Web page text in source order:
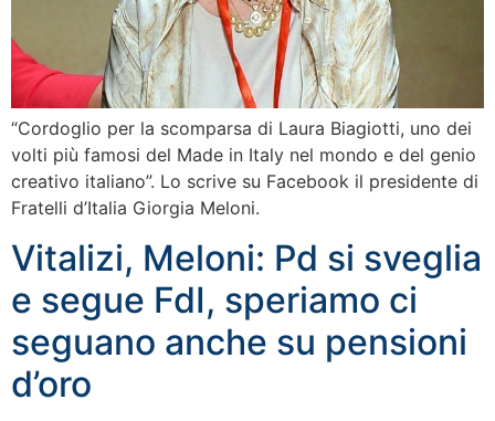
“Cordoglio per la scomparsa di Laura Biagiotti, uno dei
volti più famosi del Made in Italy nel mondo e del genio
creativo italiano”. Lo scrive su Facebook il presidente di
Fratelli d’Italia Giorgia Meloni.
Vitalizi, Meloni: Pd si sveglia
e segue FdI, speriamo ci
seguano anche su pensioni
d’oro